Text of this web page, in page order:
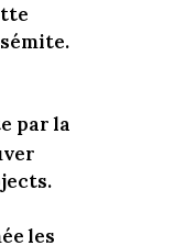
par la
les